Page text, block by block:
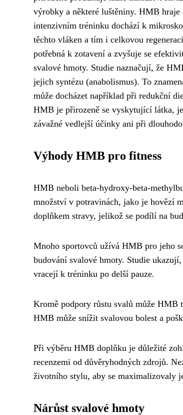
výrobky a některé luštěniny. HMB hraje
intenzivním tréninku dochází k
těchto vláken a tím i celkovou
potřebná k zotavení a zvyšuje se
svalové hmoty. Studie naznačují, že
jejich syntézu (anabolismus). To
může docházet například při redukční
HMB je přirozeně se vyskytující látka,
závažné vedlejší účinky ani při
Výhody HMB pro fitness
HMB neboli beta-hydroxy-beta-
množství v potravinách, jako je hovězí
doplňkem stravy, jelikož se podílí na
Mnoho sportovců užívá HMB pro jeho
budování svalové hmoty. Studie
vracejí k tréninku po delší pauze.
Kromě podpory růstu svalů může HMB
HMB může snížit svalovou bolest a
Při výběru HMB doplňku je důležité
recenzemi od důvěryhodných zdrojů.
životního stylu, aby se maximalizovaly
Nárůst svalové hmoty